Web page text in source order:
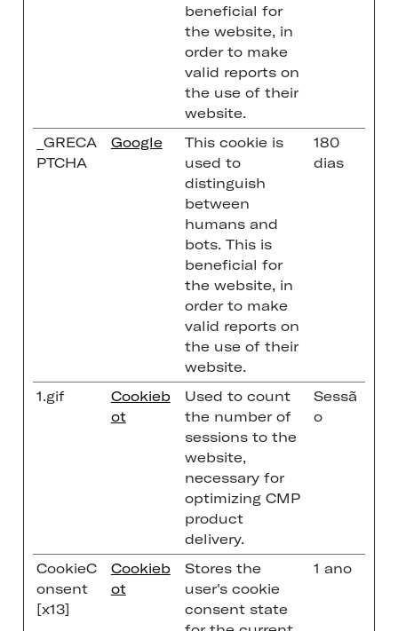
beneficial for
the website, in
order to make
valid reports on
the use of their
website.
_GRECA
PTCHA
Google
This cookie is
used to
distinguish
between
humans and
bots. This is
beneficial for
the website, in
order to make
valid reports on
the use of their
website.
180
dias
1.gif
Cookieb
ot
Used to count
the number of
sessions to the
website,
necessary for
optimizing CMP
product
delivery.
Sessã
o
CookieC
onsent
[x13]
Cookieb
ot
Stores the
user's cookie
consent state
1 ano